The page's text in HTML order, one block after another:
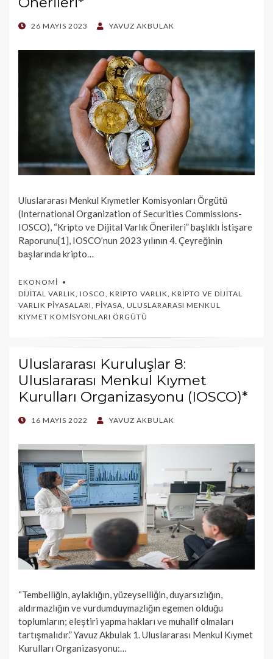
POSTED
26 MAYIS 2023 YAVUZ AKBULAK
Uluslararası Menkul Kıymetler Komisyonları Örgütü
(International Organization of Securities Commissions-
IOSCO), “Kripto ve Dijital Varlık Önerileri” başlıklı İstişare
Raporunu[1], IOSCO’nun 2023 yılının 4. Çeyreğinin
başlarında kripto…
EKONOMI
DIJITAL VARLIK, IOSCO, KRIPTO VARLIK, KRIPTO VE DIJITAL
VARLIK PIYASALARI, PIYASA, ULUSLARARASI MENKUL
KIYMET KOMISYONLARI ÖRGÜTÜ
Uluslararası Kuruluşlar 8:
Uluslararası Menkul Kıymet
Kurulları Organizasyonu (IOSCO)*
POSTED
16 MAYIS 2022 YAVUZ AKBULAK
“Tembelliğin, aylaklığın, yüzeyselliğin, duyarsızlığın,
aldırmazlığın ve vurdumduymazlığın egemen olduğu
toplumların; eleştiri yapma hakları ve muhalif olmaları
tartışmalıdır.” Yavuz Akbulak 1. Uluslararası Menkul Kıymet
Kurulları Organizasyonu:…